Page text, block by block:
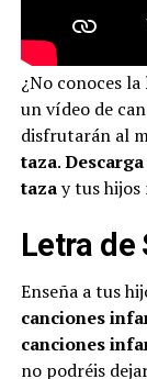
¿No conoces la
un vídeo de
disfrutarán al
taza.
tazay tus hijos
Letra de
Enseña a tus
canciones
canciones
no podréis